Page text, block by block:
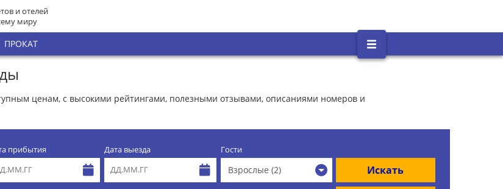
и отелей
миру
ПРОКАТ
ценам, с высокими рейтингами, полезными отзывами, описаниями номеров и
прибытия Дата выезда Гости
Взрослые (2) Искать